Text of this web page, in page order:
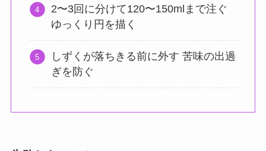
2〜3回に分けて120〜150mlまで注ぐ
ゆっくり円を描く
しずくが落ちきる前に外す 苦味の出過
ぎを防ぐ